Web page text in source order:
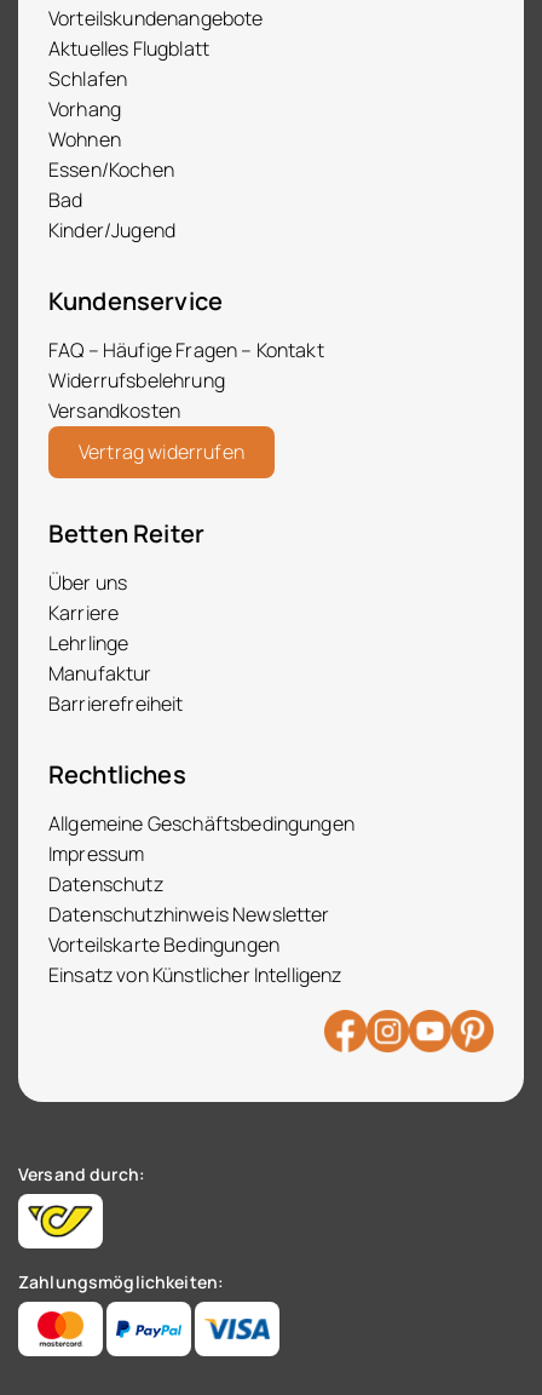
Vorteilskundenangebote
Aktuelles Flugblatt
Schlafen
Vorhang
Wohnen
Essen/Kochen
Bad
Kinder/Jugend
Kundenservice
FAQ – Häufige Fragen – Kontakt
Widerrufsbelehrung
Versandkosten
Vertrag widerrufen
Betten Reiter
Über uns
Karriere
Lehrlinge
Manufaktur
Barrierefreiheit
Rechtliches
Allgemeine Geschäftsbedingungen
Impressum
Datenschutz
Datenschutzhinweis Newsletter
Vorteilskarte Bedingungen
Einsatz von Künstlicher Intelligenz
Versand durch:
Zahlungsmöglichkeiten: